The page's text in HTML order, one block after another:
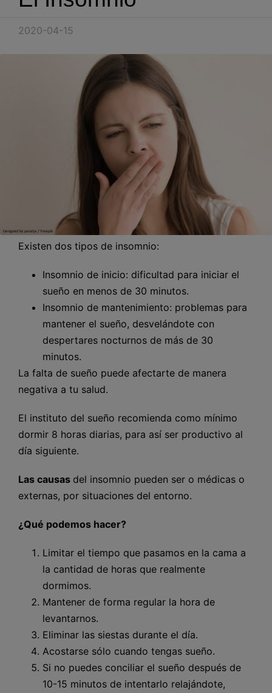
Entrar
Hablemos
2020-04-15
Existen dos tipos de insomnio:
Insomnio de inicio: dificultad para iniciar el
sueño en menos de 30 minutos.
Insomnio de mantenimiento: problemas para
mantener el sueño, desvelándote con
despertares nocturnos de más de 30
minutos.
La falta de sueño puede afectarte de manera
negativa a tu salud.
El instituto del sueño recomienda como mínimo
dormir 8 horas diarias, para así ser productivo al
día siguiente.
Las causas del insomnio pueden ser o médicas o
externas, por situaciones del entorno.
¿Qué podemos hacer?
Limitar el tiempo que pasamos en la cama a
la cantidad de horas que realmente
dormimos.
Mantener de forma regular la hora de
levantarnos.
Eliminar las siestas durante el día.
Acostarse sólo cuando tengas sueño.
Si no puedes conciliar el sueño después de
10-15 minutos de intentarlo relajándote,